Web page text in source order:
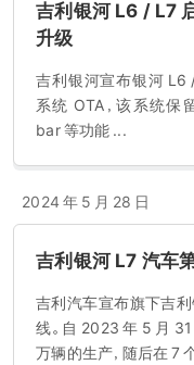
吉利银河 L6 / L7
升级
吉利银河宣布银河 L6
系统 OTA，该系统保
bar 等功能 ...
2024 年 5 月 28 日
吉利银河 L7 汽车
吉利汽车宣布旗下吉
线。自 2023 年 5 月
万辆的生产，随后在 7